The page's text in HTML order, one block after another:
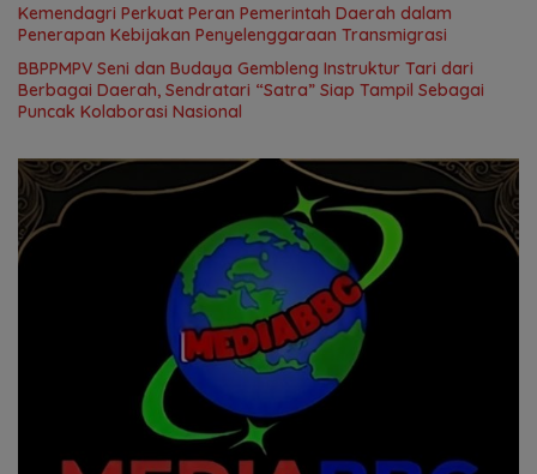
Kemendagri Perkuat Peran Pemerintah Daerah dalam
Penerapan Kebijakan Penyelenggaraan Transmigrasi
BBPPMPV Seni dan Budaya Gembleng Instruktur Tari dari
Berbagai Daerah, Sendratari “Satra” Siap Tampil Sebagai
Puncak Kolaborasi Nasional